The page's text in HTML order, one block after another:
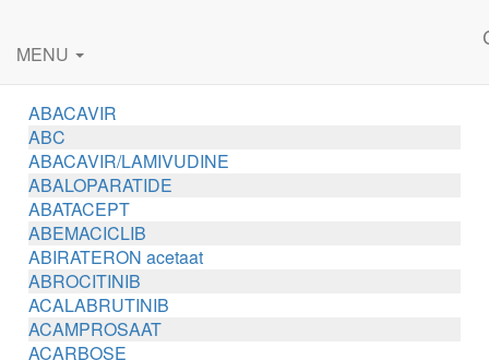
MENU
ABACAVIR
ABC
ABACAVIR/LAMIVUDINE
ABALOPARATIDE
ABATACEPT
ABEMACICLIB
ABIRATERON acetaat
ABROCITINIB
ACALABRUTINIB
ACAMPROSAAT
ACARBOSE